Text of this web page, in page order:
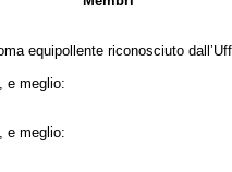
equipollente riconosciuto
e meglio:
e meglio: